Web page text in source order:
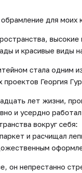
для моих
высокие
и красивые виды
стала одним
Георгия
лет жизни,
и усердно
вокруг себя:
и расчищал
он непрестанно